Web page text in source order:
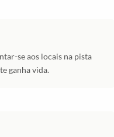
se aos locais na pista
ganha vida.